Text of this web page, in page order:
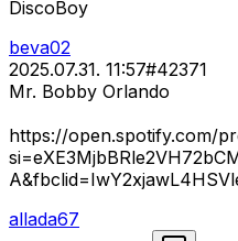
DiscoBoy
beva02
2025.07.31. 11:57#42371
Mr. Bobby Orlando
https://open.spotify.com/
allada67